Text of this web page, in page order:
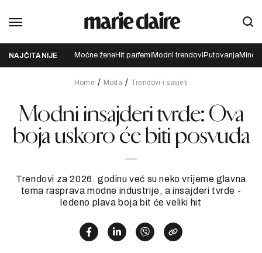
NAJČITANIJE Moćne ženeHit parfemi Modni trendovi Putovanja
Home Moda Trendovi i savjeti
Modni insajderi tvrde: Ova
boja uskoro će biti posvuda
Trendovi za 2026. godinu već su neko vrijeme glavna
tema rasprava modne industrije, a insajderi tvrde -
ledeno plava boja bit će veliki hit